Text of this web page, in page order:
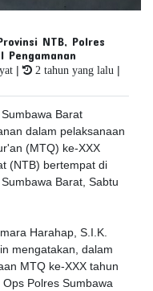
NTB, Polres
Pengamanan
| 2 tahun yang lalu |
Barat
dalam pelaksanaan
(MTQ) ke-XXX
(NTB) bertempat di
Barat, Sabtu
Harahap, S.I.K.
mengatakan, dalam
MTQ ke-XXX tahun
Polres Sumbawa